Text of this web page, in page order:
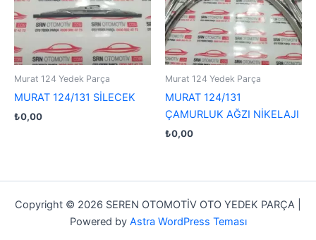
Murat 124 Yedek Parça
MURAT 124/131 SİLECEK
₺0,00
Murat 124 Yedek Parça
MURAT 124/131
ÇAMURLUK AĞZI NİKELAJI
₺0,00
Copyright © 2026 SEREN OTOMOTİV OTO YEDEK PARÇA |
Powered by Astra WordPress Teması